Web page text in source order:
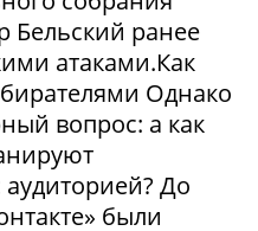
Бельский ранее
атаками.Как
Однако
вопрос: а как
аудиторией? До
были